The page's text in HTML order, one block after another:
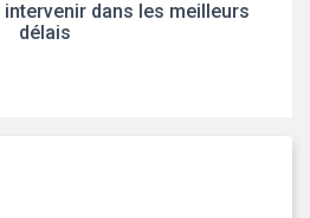
dans les meilleurs
délais